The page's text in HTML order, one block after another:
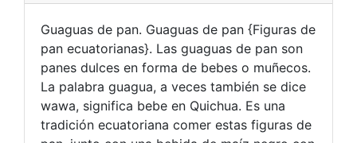
Guaguas de pan. Guaguas de pan {Figuras de
pan ecuatorianas}. Las guaguas de pan son
panes dulces en forma de bebes o muñecos.
La palabra guagua, a veces también se dice
wawa, significa bebe en Quichua. Es una
tradición ecuatoriana comer estas figuras de